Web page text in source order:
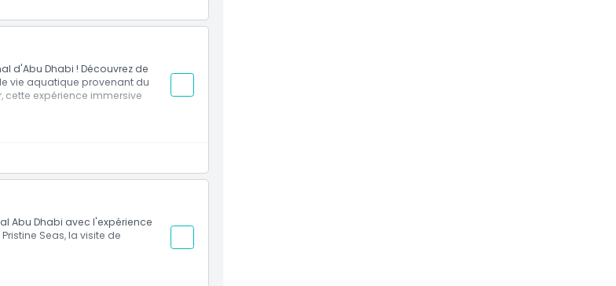
d'Abu Dhabi ! Découvrez de
vie aquatique provenant du
cette expérience immersive
aquatiques du monde entier.
Abu Dhabi avec l'expérience
Seas, la visite de